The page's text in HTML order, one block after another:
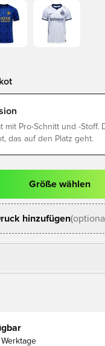
mit Pro-Schnitt und -Stoff.
das auf den Platz geht.
zum Anmelden
Größe wählen
hinzufügen